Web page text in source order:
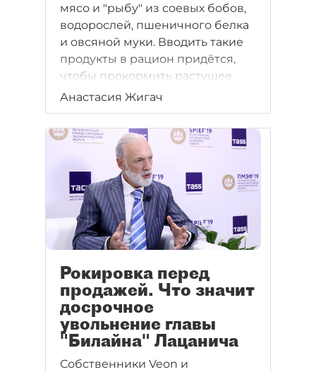
мясо и "рыбу" из соевых бобов,
водорослей, пшеничного белка
и овсяной муки. Вводить такие
продукты в рацион придётся,
чтобы прокормить растущее
население земли.
Анастасия Жигач
Рокировка перед
продажей. Что значит
досрочное
увольнение главы
"Билайна" Лацанича
Собственники Veon и